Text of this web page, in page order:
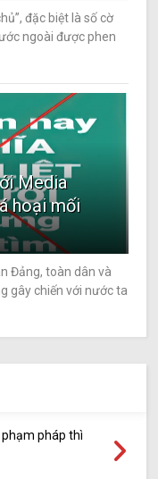
đặc biệt là số cờ
ngoài được phen
Media
hoại mối
Đảng, toàn dân và
gây chiến với nước ta
pháp thì